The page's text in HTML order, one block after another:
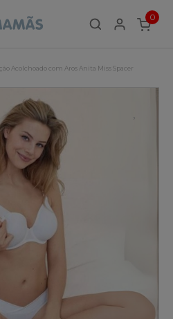
0
ITEMS
Acolchoado com Aros Anita Miss Spacer